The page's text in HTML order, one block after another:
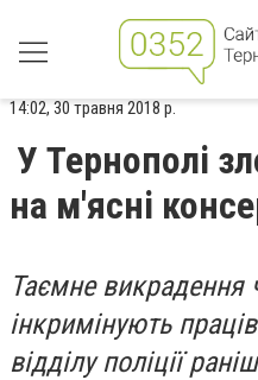
14:02, 30 травня 2018 р.
У Тернополі
на м'ясні
Таємне викрадення
інкримінують
відділу поліції